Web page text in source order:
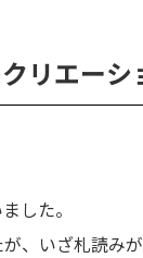
リエー
した。
、いざ札読み